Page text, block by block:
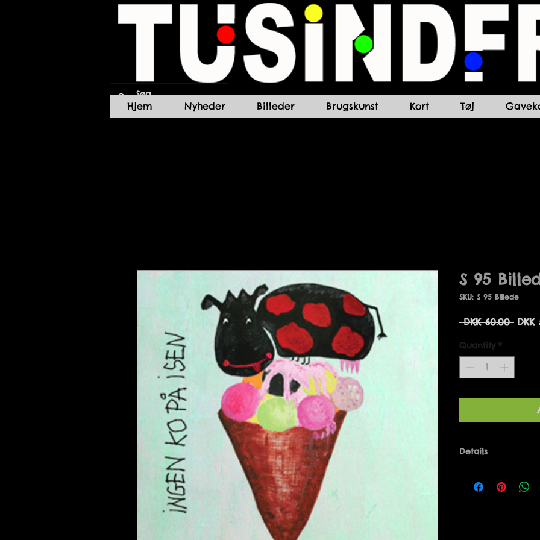
S 95
SKU: S 95 Billede
DKK 60.00 DKK
Quantity *
Details
Hjem Nyheder Billeder Brugskunst Kort Tøj